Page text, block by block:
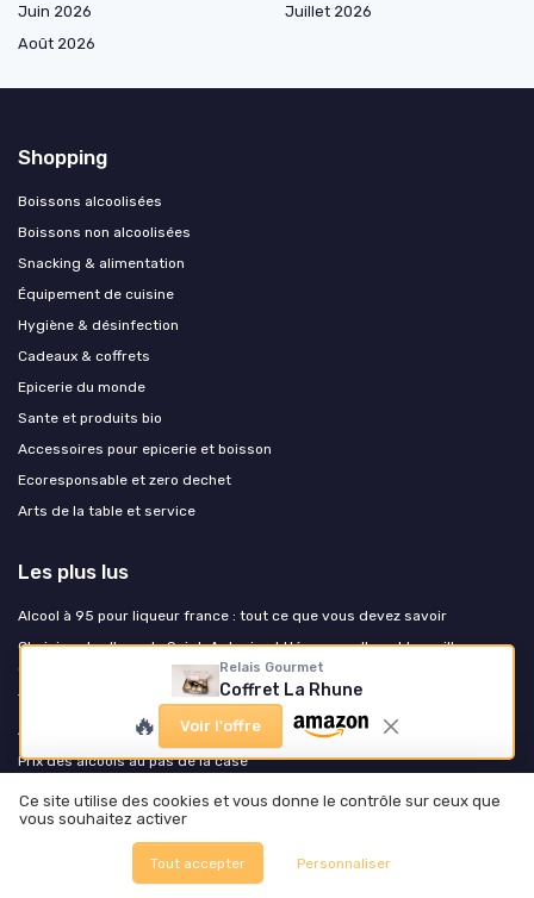
Relais Gourmet
Coffret La Rhune
🔥 Voir l'offre
Juin 2026
Juillet 2026
Août 2026
Shopping
Boissons alcoolisées
Boissons non alcoolisées
Snacking & alimentation
Équipement de cuisine
Hygiène & désinfection
Cadeaux & coffrets
Epicerie du monde
Sante et produits bio
Accessoires pour epicerie et boisson
Ecoresponsable et zero dechet
Arts de la table et service
Les plus lus
Alcool à 95 pour liqueur france : tout ce que vous devez savoir
Choisir entre l'eau de Saint-Antonin et Hépar : quelle est la meilleure
option ?
Téléchargez gratuitement votre tableau des allergènes
Alcool à 96 degrés pour liqueur : tout ce que vous devez savoir
Prix des alcools au pas de la case
Les derniers articles
Test Valrhona Guanaja 70% 3 kg : le chocolat sérieux pour pâtisser sans
se prendre la tête
Ce site utilise des cookies et vous donne le contrôle sur ceux que
vous souhaitez activer
Tout accepter Personnaliser